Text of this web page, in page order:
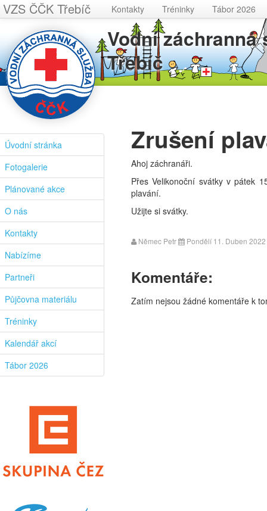
VZS ČČK Třebíč Kontakty Tréninky Tábor 2026
Vodní záchranná
Třebíč
Úvodní stránka
Fotogalerie
Plánované akce
O nás
Kontakty
Nabízíme
Partneři
Půjčovna materiálu
Tréninky
Kalendář akcí
Tábor 2026
Zrušení
Ahoj záchranáři.
Přes Velikonoční svátky v pátek
plavání.
Užijte si svátky.
Němec Petr Pondělí 11. Duben
Komentáře:
Zatím nejsou žádné komentáře k